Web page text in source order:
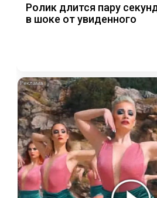
Ролик длится пару
в шоке от увиденного